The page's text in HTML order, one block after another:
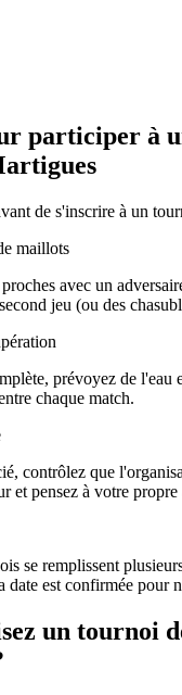
participer à
de s'inscrire à un
maillots
avec un
jeu (ou des
prévoyez de l'eau
chaque match.
contrôlez que
et pensez à votre propre
se remplissent
date est confirmée pour
un tournoi